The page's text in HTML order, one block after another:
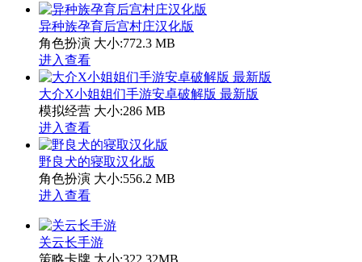
异种族孕育后宫村庄汉化版
角色扮演 大小:772.3 MB
进入查看
大介X小姐姐们手游安卓破解版 最新版
模拟经营 大小:286 MB
进入查看
野良犬的寝取汉化版
角色扮演 大小:556.2 MB
进入查看
关云长手游
策略卡牌 大小:322.32MB